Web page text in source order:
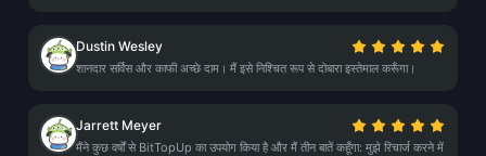
Dustin Wesley
शानदार सर्विस और काफी अच्छे दाम। मैं इसे निश्चित रूप से दोबारा इस्तेमाल करूँगा।
Jarrett Meyer
मैंने कुछ वर्षों से BitTopUp का उपयोग किया है और मैं तीन बातें कहूँगा: मुझे रिचार्ज करने में